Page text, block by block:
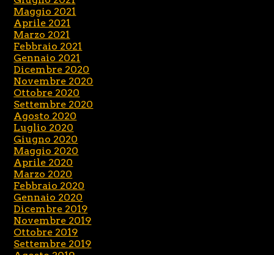
Maggio 2021
Aprile 2021
Marzo 2021
Febbraio 2021
Gennaio 2021
Dicembre 2020
Novembre 2020
Ottobre 2020
Settembre 2020
Agosto 2020
Luglio 2020
Giugno 2020
Maggio 2020
Aprile 2020
Marzo 2020
Febbraio 2020
Gennaio 2020
Dicembre 2019
Novembre 2019
Ottobre 2019
Settembre 2019